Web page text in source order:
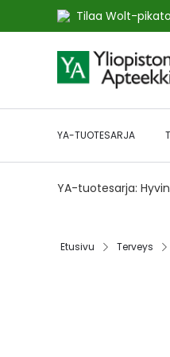
Tilaa Wolt-
to
Content
YA-TUOTESARJA
YA-tuotesarja:
Etusivu‎ Terveys‎